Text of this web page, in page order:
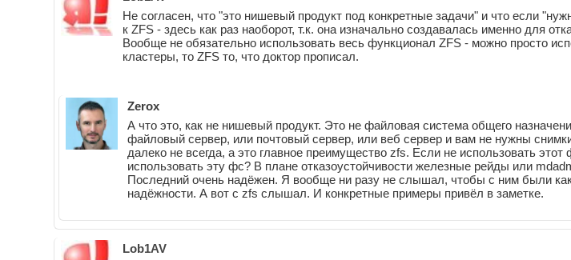
Не согласен, что "это нишевый продукт под конкретные задачи" и что если
к ZFS - здесь как раз наоборот, т.к. она изначально создавалась именно для
Вообще не обязательно использовать весь функционал ZFS - можно просто
кластеры, то ZFS то, что доктор прописал.
Zerox
А что это, как не нишевый продукт. Это не файловая система общего
файловый сервер, или почтовый сервер, или веб сервер и вам не нужны
далеко не всегда, а это главное преимущество zfs. Если не использовать
использовать эту фс? В плане отказоустойчивости железные рейды или
Последний очень надёжен. Я вообще ни разу не слышал, чтобы с ним были
надёжности. А вот с zfs слышал. И конкретные примеры привёл в заметке.
Lob1AV